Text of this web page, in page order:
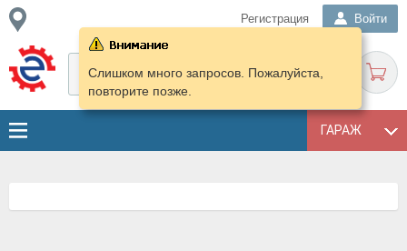
Регистрация Войти
ГАРАЖ
Слишком много запросов. Пожалуйста,
повторите позже.